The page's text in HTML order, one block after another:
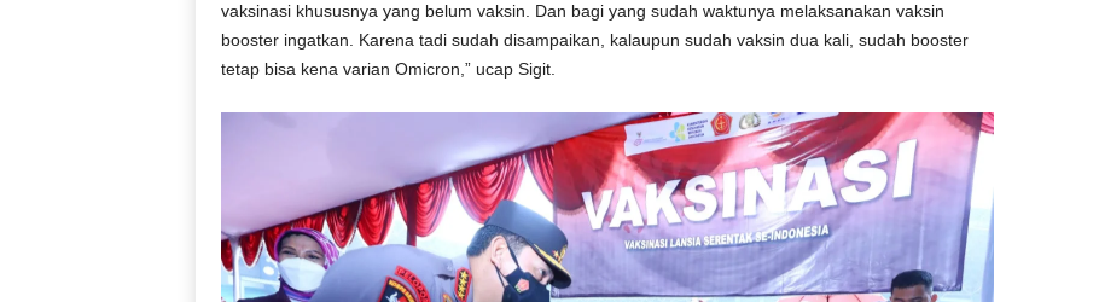
vaksinasi khususnya yang belum vaksin. Dan bagi yang sudah waktunya melaksanakan vaksin
booster ingatkan. Karena tadi sudah disampaikan, kalaupun sudah vaksin dua kali, sudah booster
tetap bisa kena varian Omicron,” ucap Sigit.